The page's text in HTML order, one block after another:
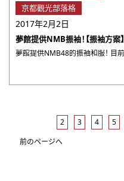
京都觀光部落格
2017年2月2日
夢館提供NMB振袖！【振袖方案】
前のページへ
2 3 4 5